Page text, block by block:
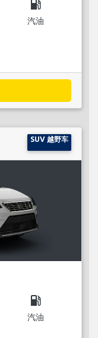
local_gas_station
汽油
SUV 越野车
local_gas_station
汽油